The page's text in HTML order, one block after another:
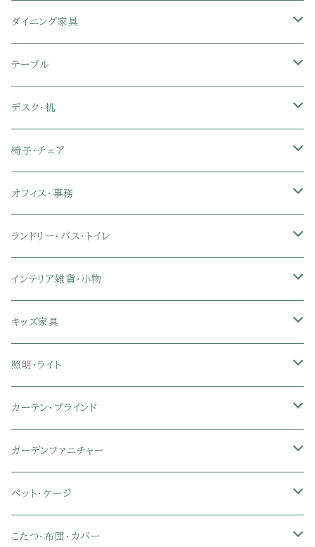
クッションソファ
革・レザー・合皮ソファ
布張り・ファブリックソファ
ソファカバー
衣装ケース・壁面収納・ワードローブ
キャビネット・サイドボード
ランドリー・トイレ収納
玄関収納
突っ張り棚・突っ張りラック
伸縮テレビ台
テレビスタンド
サイドチェスト
幅90cm以下テレビ台
幅91～120cmテレビ台
幅121～150cmテレビ台
幅151～180cmテレビ台
キッチンカウンター
キッチンラック・冷蔵庫ラック
隙間収納
キッチンマット
キッチン用品
キッチン家電
シングル
セミシングル
シングル
パネルベッド
セミシングル
シングル
すのこベッド
セミシングル
シングル
脚付きマットレス
セミシングル
シングル
パイプベッド
ロフトベッド
2段ベッド
折りたたみベッド
ソファベッド
マットレス
セミシングル
シングル
セミシングル
シングル
セミダブル
ダブル
敷き布団
布団セット
枕
タオルケット・ガーゼケット
ブランケット・毛布
布団カバー・敷きパッド
ひんやりマット（冷却マット）
こたつ布団
シングル
セミダブル
ダブル
クイーン
キング
ラグ・カーペット
玄関マット
キッチンマット
フローリングマット
ジョイントマット
ダイニング家具
ダイニングテーブル
ダイニングチェア・ベンチ
ダイニングテーブルセット
2人用ダイニングテーブルセット
4人用ダイニングテーブルセット
6人用ダイニングテーブルセット
木製ダイニング
スチール脚ダイニング
テーブル
サイドテーブル
ウッドテーブル
センターテーブル
ガラステーブル
カウンターテーブル
伸縮式テーブル
デスク・机
パソコン・オフィスデスク
L字デスク
収納付きデスク
キーボードスライダー付きデスク
学習机
ツインデスク
デスクセット
サイドワゴン・チェスト
木製デスク
ガラスデスク
椅子・チェア
ダイニングチェア・ベンチ
オフィスチェア
リクライニングチェア
ハイバックオフィスチェア
メッシュオフィスチェア
リビングチェア
スツール・オットマン
学習椅子
ファブリックチェア
革・レザー・合皮チェア
スチール脚チェア
木脚チェア
オフィス・事務
オフィスチェア
オフィスデスク
オフィス収納
オフィス雑貨
オフィス家電
ランドリー・バス・トイレ
ランドリーラック
タオルハンガー
洗濯カゴ・ワゴン
物干しスタンド
トイレ用品
トイレットペーパーホルダー
バス用品・バスマット
インテリア雑貨・小物
タオル
食器・食器スタンド
キャニスター・ディスペンサー
コーヒーサーバー
エコバッグ
玄関小物・傘
キッズ家具
絵本ラック・本棚
ラック・ランドセルラック
おもちゃ・キッズ収納
学習机・学習椅子
チェア・ベビーチェア・ソファ
照明・ライト
シーリングライト
シーリングファンライト
ペンダントライト
スポットライト
カーテン・ブラインド
ドレープカーテン
レースカーテン
カーテンセット
ガーデンファニチャー
ガーデンフェンス・アーチ
ガーデンテーブル・チェア・ベンチ
ペット・ケージ
ケージ
こたつ・布団・カバー